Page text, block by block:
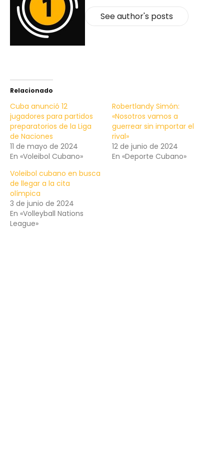
See author's posts
Relacionado
Cuba anunció 12
jugadores para partidos
preparatorios de la Liga
de Naciones
11 de mayo de 2024
En «Voleibol Cubano»
Robertlandy Simón:
«Nosotros vamos a
guerrear sin importar el
rival»
12 de junio de 2024
En «Deporte Cubano»
Voleibol cubano en busca
de llegar a la cita
olímpica
3 de junio de 2024
En «Volleyball Nations
League»